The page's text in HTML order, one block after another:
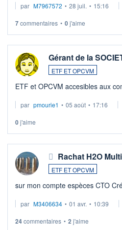
par M7967572 • 28 juil. • 15:16
7commentaires • 0j'aime
Gérant de la
ETF ET OPCVM
ETF et OPCVM
par pmourie1 • 05 août • 17:16
0j'aime
Rachat H2O
ETF ET OPCVM
sur mon compte espèces CTO
par M3406634 • 01 avr. • 10:39
24commentaires • 2 j'aime